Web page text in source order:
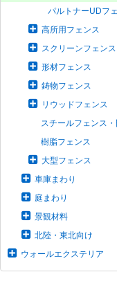
パルトナーUDフ
高所用フェンス
スクリーンフェンス
形材フェンス
鋳物フェンス
リウッドフェンス
スチールフェンス
樹脂フェンス
大型フェンス
車庫まわり
庭まわり
景観材料
北陸・東北向け
ウォールエクステリア